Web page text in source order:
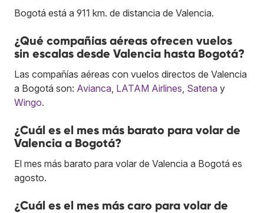
Bogotá está a 911 km. de distancia de Valencia.
¿Qué compañías aéreas ofrecen vuelos
sin escalas desde Valencia hasta Bogotá?
Las compañías aéreas con vuelos directos de Valencia
a Bogotá son: Avianca LATAM Airlines Satena y
Wingo.
¿Cuál es el mes más barato para volar de
Valencia a Bogotá?
El mes más barato para volar de Valencia a Bogotá es
agosto.
¿Cuál es el mes más caro para volar de